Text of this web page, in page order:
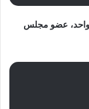
عضو مجلس